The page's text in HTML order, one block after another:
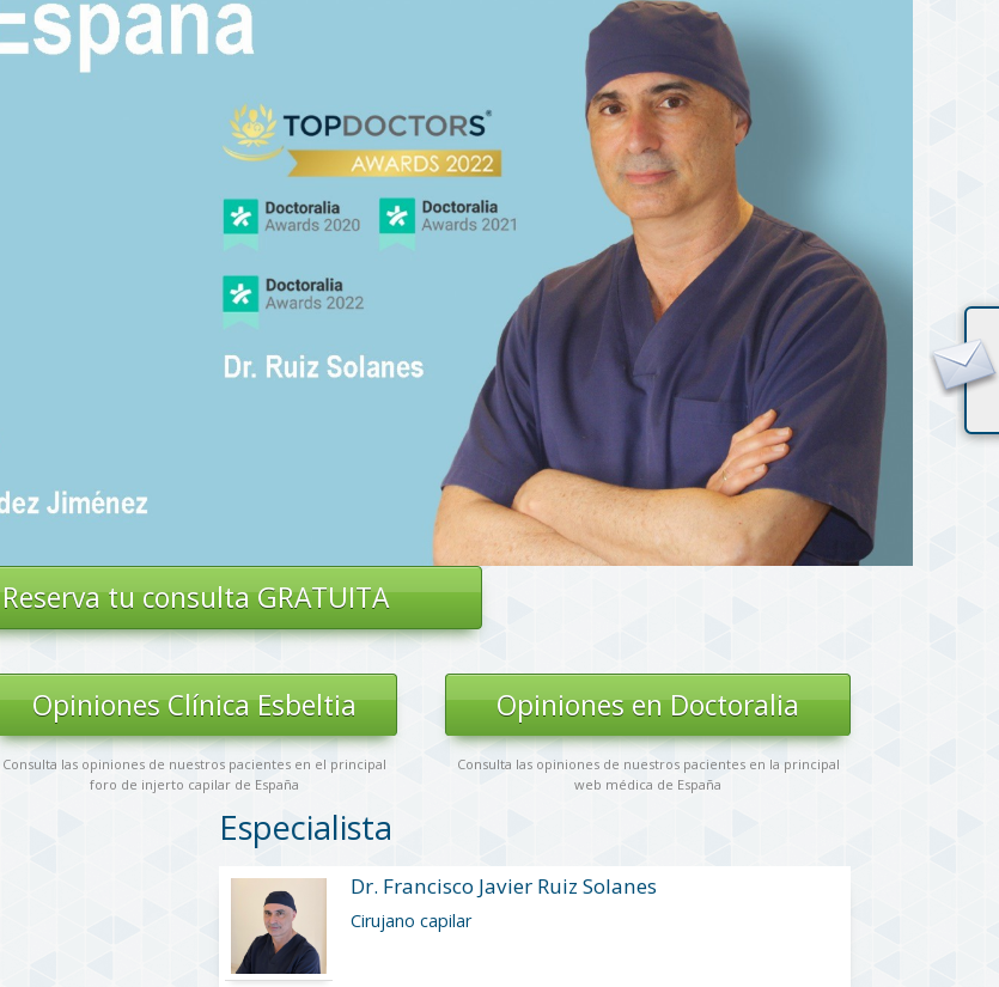
Reserva tuconsulta GRATUITA
Opiniones Clínica Esbeltia
Consulta las opiniones de nuestros pacientes en el principal
foro de injerto capilar de España
Opiniones en Doctoralia
Consulta las opiniones de nuestros pacientes en la principal
web médica de España
Especialista
Dr. Francisco Javier Ruiz Solanes
Cirujano capilar